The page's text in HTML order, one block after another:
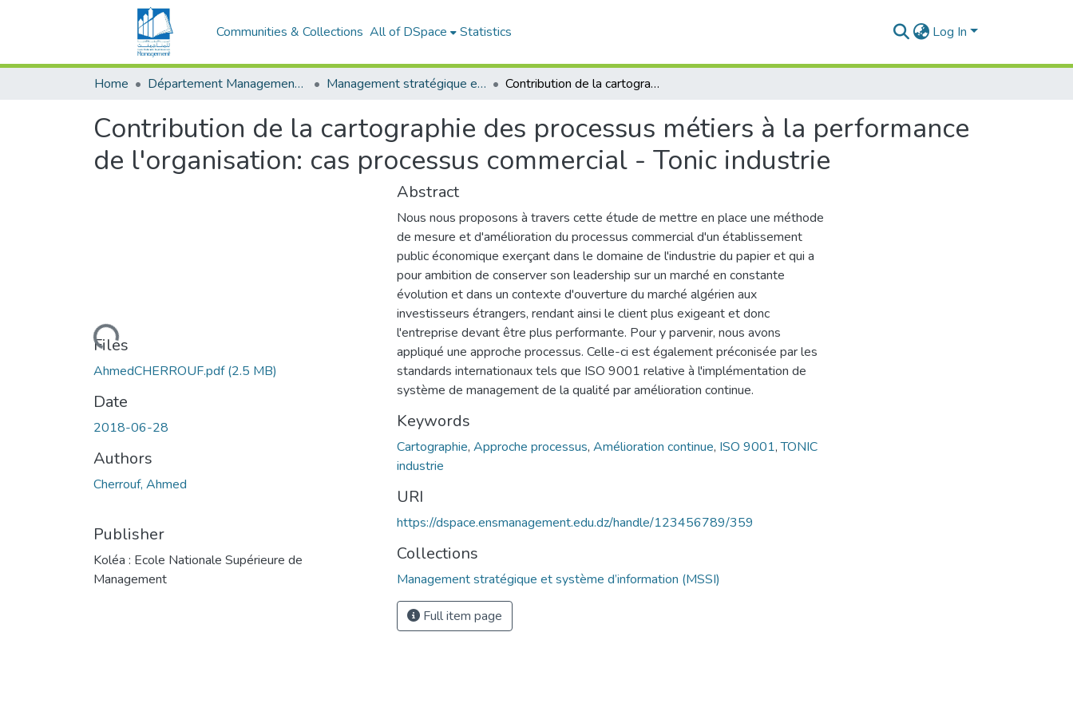
Communities & Collections All of DSpace Statistics Log In
Home Département Management stratégique et système Management stratégique et système d’information (MSSI) Contribution de la cartographie des processus métiers à la performance de l'organisation: cas processus commercial - Tonic industrie
Contribution de la cartographie des processus métiers à la performance
de l'organisation: cas processus commercial - Tonic industrie
Loading...
Files
AhmedCHERROUF.pdf(2.5 MB)
Date
2018-06-28
Authors
Cherrouf, Ahmed
Publisher
Koléa : Ecole Nationale Supérieure de
Management
Abstract
Nous nous proposons à travers cette étude de mettre en place une méthode
de mesure et d'amélioration du processus commercial d'un établissement
public économique exerçant dans le domaine de l'industrie du papier et qui a
pour ambition de conserver son leadership sur un marché en constante
évolution et dans un contexte d'ouverture du marché algérien aux
investisseurs étrangers, rendant ainsi le client plus exigeant et donc
l'entreprise devant être plus performante. Pour y parvenir, nous avons
appliqué une approche processus. Celle-ci est également préconisée par les
standards internationaux tels que ISO 9001 relative à l'implémentation de
système de management de la qualité par amélioration continue.
Keywords
Cartographie, Approche processus, Amélioration continue, ISO 9001,TONIC
industrie
URI
https://dspace.ensmanagement.edu.dz/handle/123456789/359
Collections
Management stratégique et système d’information (MSSI)
Full item page